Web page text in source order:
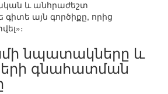
և անհրաժեշտ
այն գործիքը, որից
նպատակները և
գնահատման